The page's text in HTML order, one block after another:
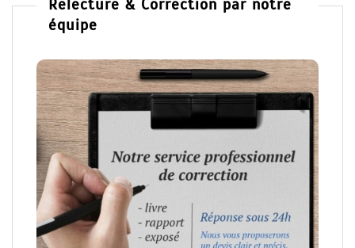
Relecture & Correction par notre
équipe